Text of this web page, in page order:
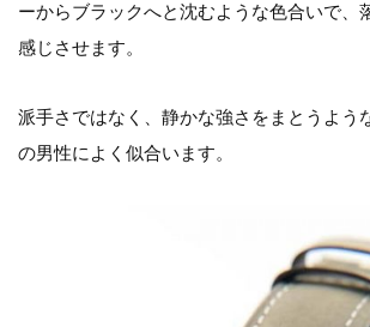
ーからブラックへと沈むような色合いで、
感じさせます。
派手さではなく、静かな強さをまとうよう
の男性によく似合います。